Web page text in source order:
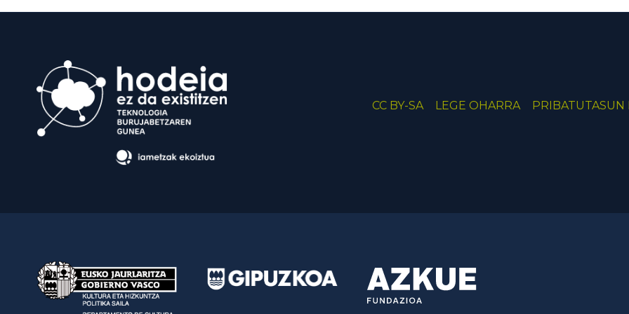
CC BY-SA LEGE OHARRA PRIBATUTASUN